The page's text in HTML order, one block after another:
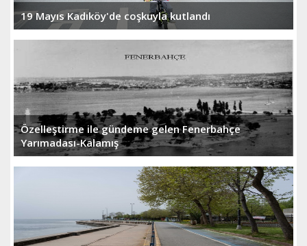
19 Mayıs Kadıköy'de coşkuyla kutlandı
Özelleştirme ile gündeme gelen Fenerbahçe
Yarımadası-Kalamış